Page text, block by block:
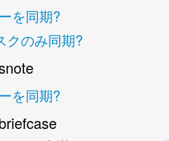
を同期?
クのみ同期?
を同期?
briefcase